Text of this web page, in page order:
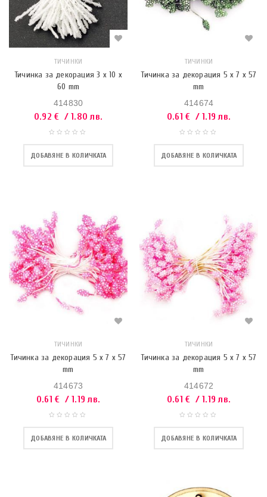
ТИЧИНКИ
Тичинка за декорация 3 x 10 x
60 mm
414830
0.92€ / 1.80 лв.
ДОБАВЯНЕ В КОЛИЧКАТА
ТИЧИНКИ
Тичинка за декорация 5 x 7 x 57
mm
414674
0.61€ / 1.19 лв.
ДОБАВЯНЕ В КОЛИЧКАТА
ТИЧИНКИ
Тичинка за декорация 5 x 7 x 57
mm
414673
0.61€ / 1.19 лв.
ДОБАВЯНЕ В КОЛИЧКАТА
ТИЧИНКИ
Тичинка за декорация 5 x 7 x 57
mm
414672
0.61€ / 1.19 лв.
ДОБАВЯНЕ В КОЛИЧКАТА